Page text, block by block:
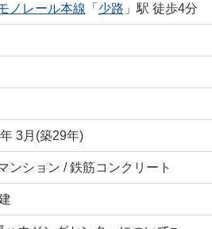
ノレール本線 「 少路 」駅 徒歩4分
3月(築29年)
ンション / 鉄筋コンクリート